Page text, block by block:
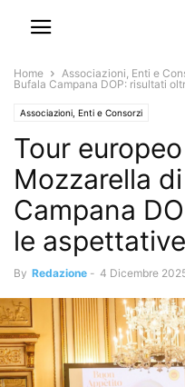
Home Associazioni, Enti e
Bufala Campana DOP: risultati
Associazioni, Enti e Consorzi
Tour
Mozzarella
Campana
le aspettative
By Redazione - 4 Dicembre